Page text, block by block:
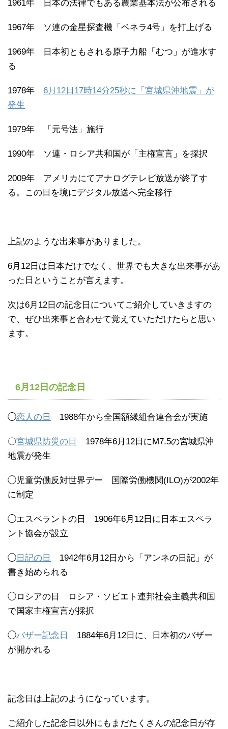
1961年 日本の法律でもある農業基本法が公布される
1967年 ソ連の金星探査機「ベネラ4号」を打上げる
1969年 日本初ともされる原子力船「むつ」が進水す
る
1978年
6月12日17時14分25秒に「宮城県沖地震」が
発生
1979年 「元号法」施行
1990年 ソ連・ロシア共和国が「主権宣言」を採択
2009年 アメリカにてアナログテレビ放送が終了す
る。この日を境にデジタル放送へ完全移行
上記のような出来事がありました。
6月12日は日本だけでなく、世界でも大きな出来事があ
った日ということが言えます。
次は6月12日の記念日についてご紹介していきますの
で、ぜひ出来事と合わせて覚えていただけたらと思い
ます。
6月12日の記念日
◯恋人の日 1988年から全国額縁組合連合会が実施
〇宮城県防災の日
1978年6月12日にM7.5の宮城県沖
地震が発生
◯児童労働反対世界デー 国際労働機関(ILO)が2002年
に制定
◯エスペラントの日 1906年6月12日に日本エスペラ
ント協会が設立
◯ 日記の日
1942年6月12日から「アンネの日記」が
書き始められる
◯ロシアの日 ロシア・ソビエト連邦社会主義共和国
で国家主権宣言が採択
◯バザー記念日
1884年6月12日に、日本初のバザー
が開かれる
記念日は上記のようになっています。
ご紹介した記念日以外にもまだたくさんの記念日が存